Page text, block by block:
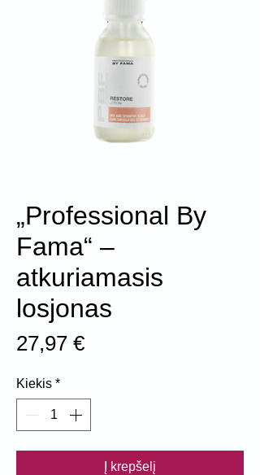
„Professional By
Fama“ –
atkuriamasis
losjonas
27,97 €Price
Kiekis *
Į krepšelį